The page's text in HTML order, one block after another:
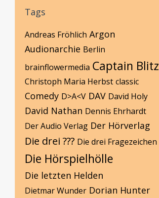
Tags
Andreas Fröhlich Argon
Audionarchie Berlin
brainflowermedia Captain Blitz
Christoph Maria Herbst classic
Comedy D>A<V DAV David Holy
David Nathan Dennis Ehrhardt
Der Audio Verlag Der Hörverlag
Die drei ??? Die drei Fragezeichen
Die Hörspielhölle
Die letzten Helden
Dietmar Wunder Dorian Hunter